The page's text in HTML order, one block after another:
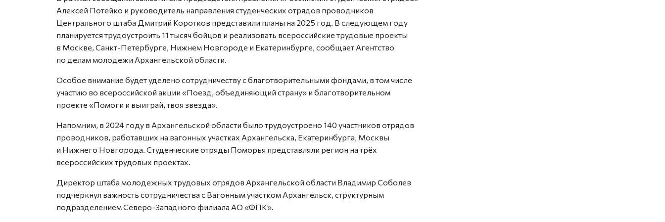
Алексей Потейко и руководитель направления студенческих отрядов проводников
Центрального штаба Дмитрий Коротков представили планы на 2025 год. В следующем году
планируется трудоустроить 11 тысяч бойцов и реализовать всероссийские трудовые проекты
в Москве, Санкт-Петербурге, Нижнем Новгороде и Екатеринбурге, сообщает Агентство
по делам молодежи Архангельской области.
Особое внимание будет уделено сотрудничеству с благотворительными фондами, в том числе
участию во всероссийской акции «Поезд, объединяющий страну» и благотворительном
проекте «Помоги и выиграй, твоя звезда».
Напомним, в 2024 году в Архангельской области было трудоустроено 140 участников отрядов
проводников, работавших на вагонных участках Архангельска, Екатеринбурга, Москвы
и Нижнего Новгорода. Студенческие отряды Поморья представляли регион на трёх
всероссийских трудовых проектах.
Директор штаба молодежных трудовых отрядов Архангельской области Владимир Соболев
подчеркнул важность сотрудничества с Вагонным участком Архангельск, структурным
подразделением Северо-Западного филиала АО «ФПК».